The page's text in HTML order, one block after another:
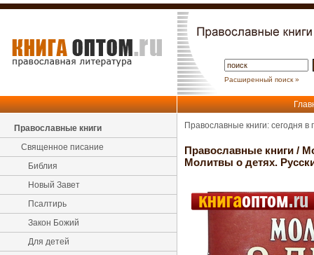
Расширенный поиск »
Православные книги
Священное писание
Библия
Новый Завет
Псалтирь
Закон Божий
Для детей
Православные книги: сегодня
Православные книги /
Молитвы о детях.